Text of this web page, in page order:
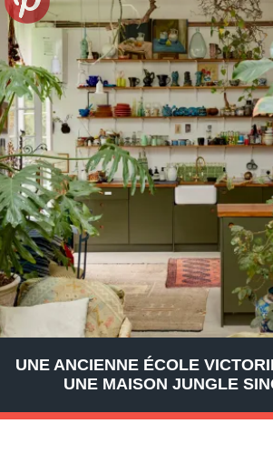
UNE ANCIENNE ÉCOLE
UNE MAISON JUNGLE